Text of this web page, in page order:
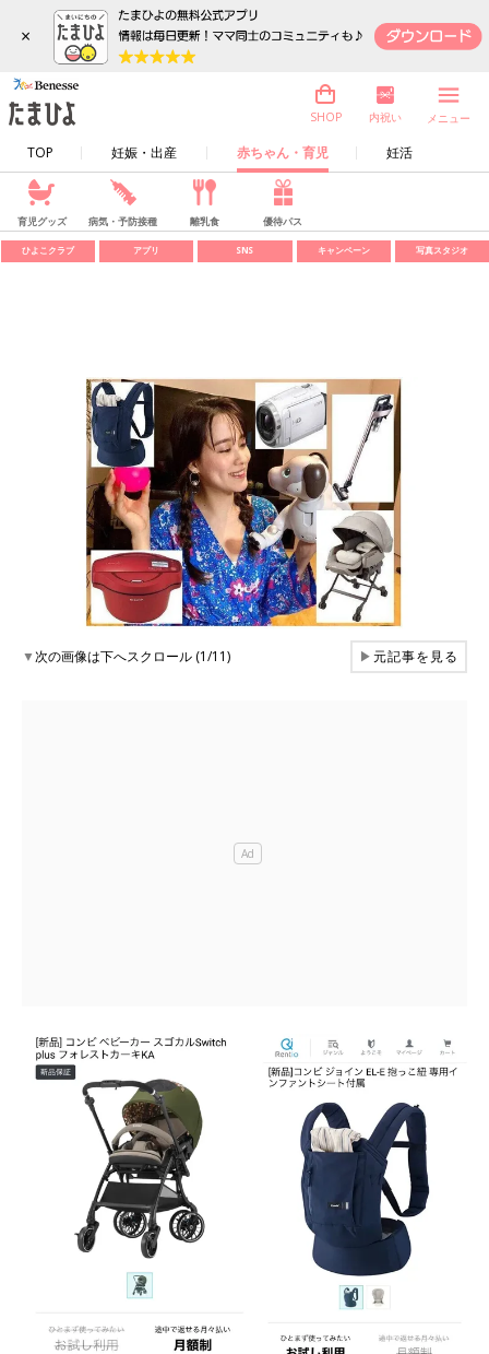
×
TOP 妊娠・出産 赤ちゃん・育児 妊活
SHOP 内祝い メニュー
育児グッズ 病気・予防接種 離乳食 優待パス
ひよこクラブ アプリ SNS キャンペーン 写真スタジオ
▼次の画像は下へスクロール (1/11) ▶元記事を見る